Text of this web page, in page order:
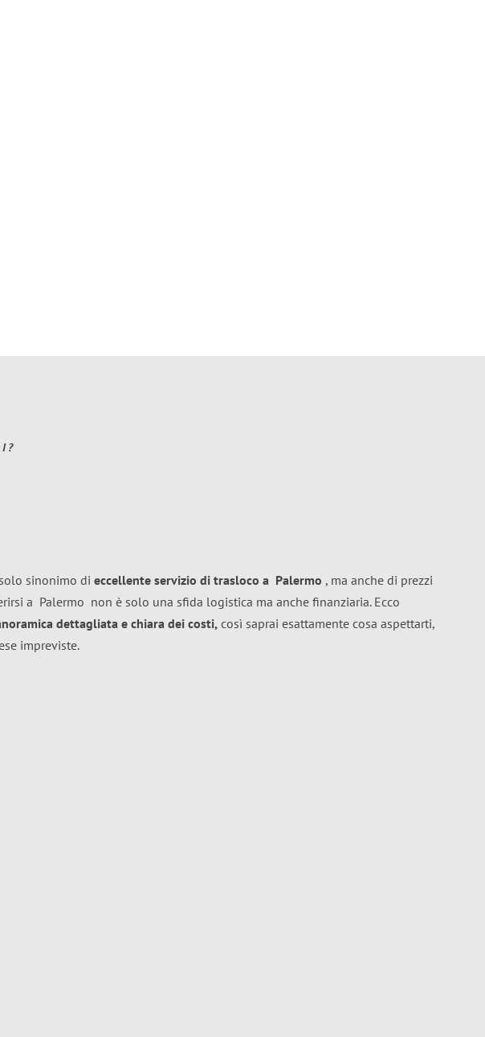
sinonimo di eccellente servizio di trasloco a Palermo , ma anche di prezzi
a Palermo non è solo una sfida logistica ma anche finanziaria. Ecco
dettagliata e chiara dei costi, così saprai esattamente cosa aspettarti,
impreviste.